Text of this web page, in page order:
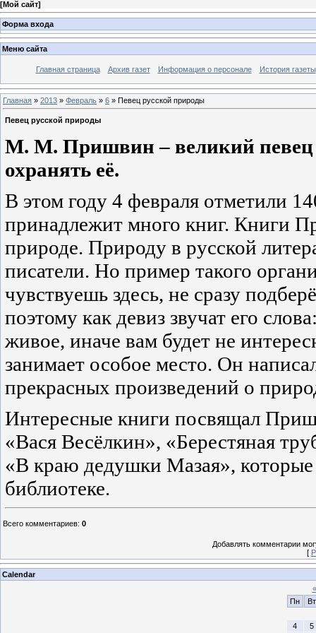
[Мой сайт]
Форма входа
Меню сайта
Главная страница Архив газет Информация о персонале История газеты
Главная » 2013 » Февраль » 6 » Певец русской природы
Певец русской природы
М. М. Пришвин – великий
охранять её.
В этом году 4 февраля отметили
принадлежит много книг. Книги
природе. Природу в русской
писатели. Но пример такого
чувствуешь здесь, не сразу
поэтому как девиз звучат его
живое, иначе вам будет не
занимает особое место. Он
прекрасных произведений о
Интересные книги посвящал
«Вася Весёлкин», «Берестяная
«В краю дедушки Мазая»,
библиотеке.
Всего комментариев: 0
Добавлять комментарии
[
Calendar
«
Пн
Вт
4
5